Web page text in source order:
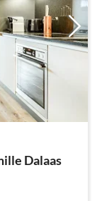
Dalaas